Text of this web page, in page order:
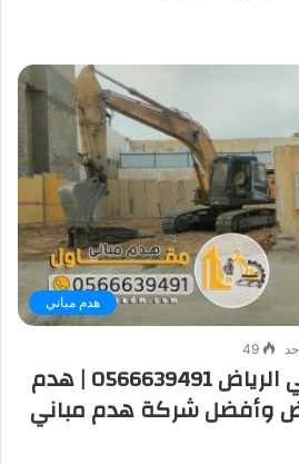
هدم مباني
49
مؤسسة هدم مباني الرياض 0566639491 | هدم
وأفضل شركة هدم مباني